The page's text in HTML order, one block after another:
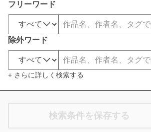
フリーワード
除外ワード
+ さらに詳しく検索する
検索条件を保存する